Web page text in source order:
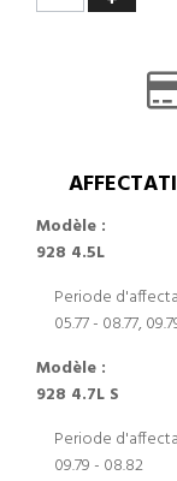
Modèle :
928 4.5L
Periode
05.77 - 08.77,
Modèle :
928 4.7L S
Periode
09.79 - 08.82